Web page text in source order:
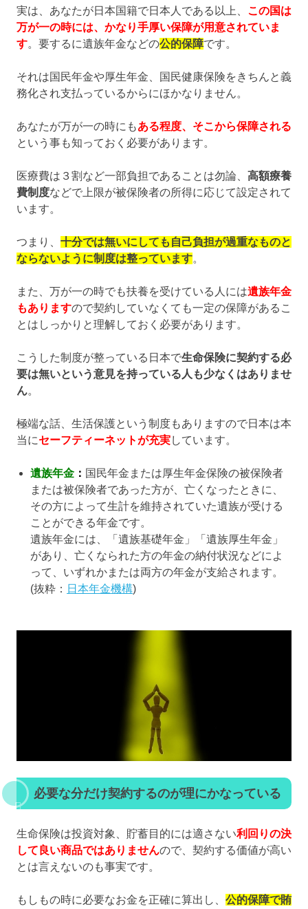
実は、あなたが日本国籍で日本人である以上、 この国は
万が一の時には、かなり手厚い保障が用意されていま
す。要するに遺族年金などの公的保障です。
それは国民年金や厚生年金、国民健康保険をきちんと義
務化され支払っているからにほかなりません。
あなたが万が一の時にもある程度、そこから保障される
という事も知っておく必要があります。
医療費は３割など一部負担であることは勿論、 高額療養
費制度などで上限が被保険者の所得に応じて設定されて
います。
つまり、 十分では無いにしても自己負担が過重なものと
ならないように制度は整っています。
また、万が一の時でも扶養を受けている人には遺族年金
もありますので契約していなくても一定の保障があるこ
とはしっかりと理解しておく必要があります。
こうした制度が整っている日本で生命保険に契約する必
要は無いという意見を持っている人も少なくはありませ
ん。
極端な話、生活保護という制度もありますので日本は本
当にセーフティーネットが充実しています。
遺族年金 ： 国民年金または厚生年金保険の被保険者
または被保険者であった方が、亡くなったときに、
その方によって生計を維持されていた遺族が受ける
ことができる年金です。
遺族年金には、「遺族基礎年金」「遺族厚生年金」
があり、亡くなられた方の年金の納付状況などによ
って、いずれかまたは両方の年金が支給されます。
(抜粋： 日本年金機構)
必要な分だけ契約するのが理にかなっている
生命保険は投資対象、貯蓄目的には適さない利回りの決
して良い商品ではありませんので、契約する価値が高い
とは言えないのも事実です。
もしもの時に必要なお金を正確に算出し、 公的保障で賄